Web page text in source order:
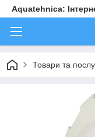
Aquatehnica:
Товари та